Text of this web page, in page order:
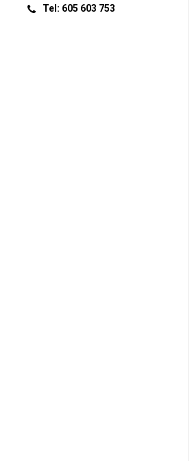
Tel: 605 603 753